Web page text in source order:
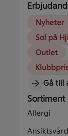
Nyheter
Sol på
Outlet
Gå till
Sortiment
Allergi
Ansiktsvård